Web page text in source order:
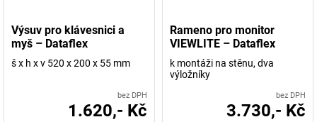
Výsuv pro klávesnici a
myš – Dataflex
š x h x v 520 x 200 x 55 mm
bez DPH
1.620,- Kč
Rameno pro monitor
VIEWLITE – Dataflex
k montáži na stěnu, dva
výložníky
bez DPH
3.730,- Kč